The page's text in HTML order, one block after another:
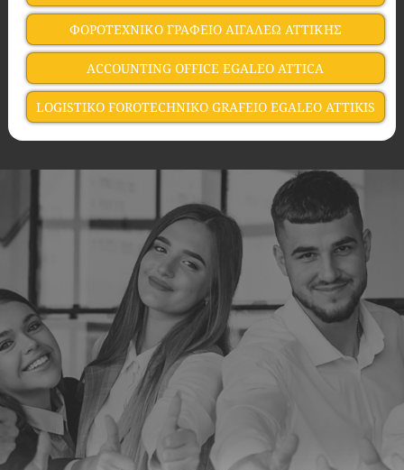
ΦΟΡΟΤΕΧΝΙΚΟ ΓΡΑΦΕΙΟ ΑΙΓΑΛΕΩ ΑΤΤΙΚΗΣ
ACCOUNTING OFFICE EGALEO ATTICA
LOGISTIKO FOROTECHNIKO GRAFEIO EGALEO ATTIKIS